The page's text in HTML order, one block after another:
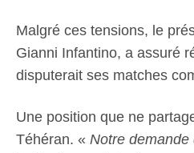
Malgré ces tensions, le
Gianni Infantino, a assuré
disputerait ses matches
Une position que ne
Téhéran. « Notre